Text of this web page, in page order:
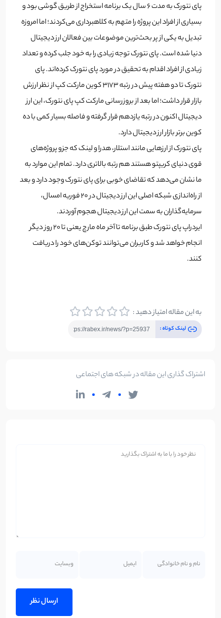
پای نتورک به مدت 6 سال یک برنامه استخراج از طریق گوشی بود و
بسیاری از افراد این پروژه را متهم به کلاهبرداری می‌کردند؛ اما امروزه
تبدیل به یکی از پر بحث‌ترین موضوعات بین فعالان ارز دیجیتال
دنیا شده است. پای نتورک توجه زیادی را به خود جلب کرده و تعداد
زیادی از افراد اقدام به تحقیق در مورد پای نتورک کرده‌اند. پای
نتورک تا دو هفته پیش در رتبه 3173 کوین مارکت کپ از نظر ارزش
بازار قرار داشت؛ اما بعد از بروزرسانی مارکت کپ پای نتورک، این ارز
دیجیتال اکنون در رتبه یازدهم قرار گرفته و فاصله بسیار کمی با ده
کوین برتر بازار ارز دیجیتال دارد.
پای نتورک از ارزهایی مانند استلار، هدرا و لینک که جزو پروژه‌های
قوی دنیای کریپتو هستند هم رتبه بالاتری دارد. تمام این موارد به
ما نشان می‌دهد که تقاضای خوبی برای پای نتورک وجود دارد و بعد
از راه‌اندازی شبکه اصلی این ارز دیجیتال در 20 فوریه امسال،
سرمایه‌گذاران به سمت این ارز دیجیتال هجوم آوردند.
ایردراپ پای نتورک طبق برنامه تا آخر ماه مارچ یعنی تا 20 روز دیگر
انجام خواهد شد و کاربران می‌توانند توکن‌های خود را دریافت
کنند.
به این مقاله امتیاز دهید :
لینک کوتاه :
اشتراک گذاری این مقاله در شبکه های اجتماعی